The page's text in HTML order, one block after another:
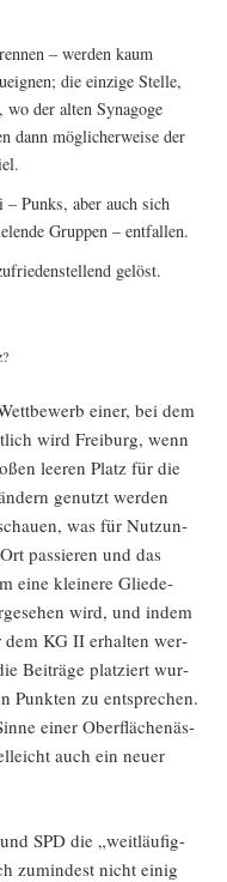
– wer­den kaum
die ein­zi­ge Stel­le,
der alten Syn­ago­ge
dann mög­li­cher­wei­se der
Punks, aber auch sich
Grup­pen – entfallen.
gelöst.
einer, bei dem
wird Frei­burg, wenn
lee­ren Platz für die
genutzt wer­den
was für Nut­zun­
pas­sie­ren und das
eine klei­ne­re Glie­de­
wird, und indem
dem KG II erhal­ten wer­
Bei­trä­ge plat­ziert wur­
Punk­ten zu ent­spre­chen.
einer Ober­flä­chen­äs­
auch ein neu­er
SPD die „weit­läu­fig-
zumin­dest nicht einig